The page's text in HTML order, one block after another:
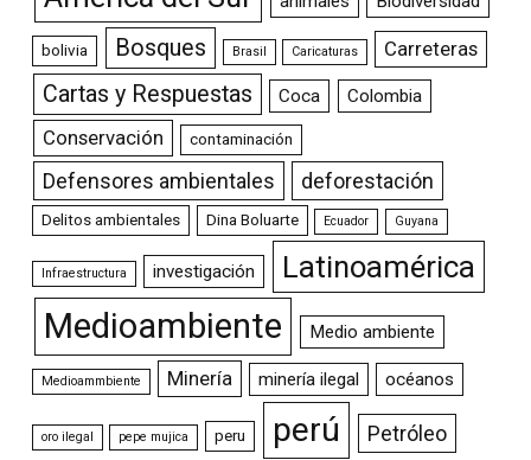
bolivia Bosques Brasil Caricaturas Carreteras
Cartas y Respuestas Coca Colombia
Conservación contaminación
Defensores ambientales deforestación
Delitos ambientales Dina Boluarte Ecuador Guyana
Infraestructura investigación Latinoamérica
Medioambiente Medio ambiente
Medioammbiente Minería minería ilegal océanos
oro ilegal pepe mujica peru perú Petróleo